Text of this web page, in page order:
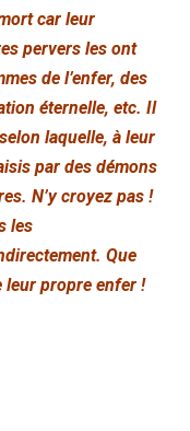
car leur
pervers les ont
de l’enfer, des
éternelle, etc. Il
laquelle, à leur
par des démons
N’y croyez pas !
les
Que
leur propre enfer !